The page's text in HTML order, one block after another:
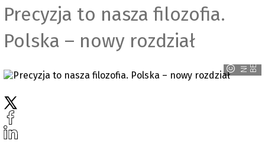
Precyzja to nasza filozofia.
Polska – nowy rozdział
N
I
P
P
O
N
B
E
A
R
I
NG